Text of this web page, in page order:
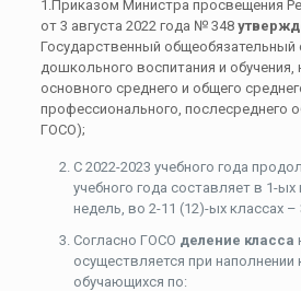
1.Приказом Министра просвещения
от 3 августа 2022 года № 348
Государственный общеобязательный
дошкольного воспитания и обучения,
основного среднего и общего
профессионального, послесреднего
ГОСО);
С 2022-2023 учебного года
учебного года составляет в 1-ых
недель, во 2-11 (12)-ых классах –
Согласно ГОСО деление класса
осуществляется при наполнении
обучающихся по: